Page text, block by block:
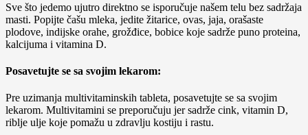
Sve što jedemo ujutro direktno se isporučuje našem telu bez sadržaja
masti. Popijte čašu mleka, jedite žitarice, ovas, jaja, orašaste
plodove, indijske orahe, grožđice, bobice koje sadrže puno proteina,
kalcijuma i vitamina D.
Posavetujte se sa svojim lekarom:
Pre uzimanja multivitaminskih tableta, posavetujte se sa svojim
lekarom. Multivitamini se preporučuju jer sadrže cink, vitamin D,
riblje ulje koje pomažu u zdravlju kostiju i rastu.